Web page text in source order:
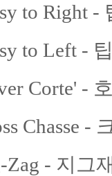
to Right -
to Left -
Corte' -
Chasse -
Zag - 지그